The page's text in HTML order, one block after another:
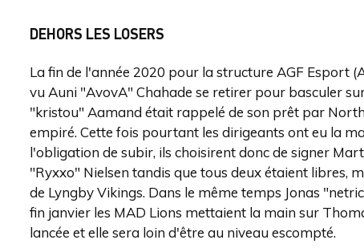
DEHORS LES LOSERS
La fin de l'année 2020 pour la structure AGF Esport
vu Auni "AvovA" Chahade se retirer pour basculer
"kristou" Aamand était rappelé de son prêt par
empiré. Cette fois pourtant les dirigeants ont eu la
l'obligation de subir, ils choisirent donc de signer
"Ryxxo" Nielsen tandis que tous deux étaient libres,
de Lyngby Vikings. Dans le même temps Jonas
fin janvier les MAD Lions mettaient la main sur
lancée et elle sera loin d'être au niveau escompté.